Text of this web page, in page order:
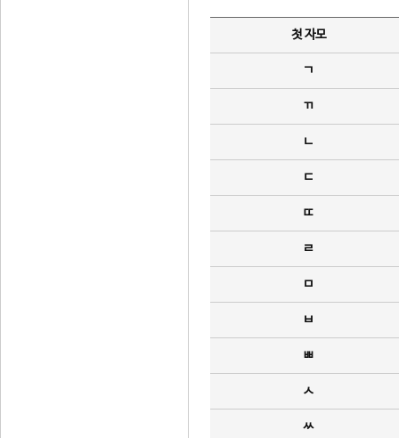
첫 자모
ㄱ
ㄲ
ㄴ
ㄷ
ㄸ
ㄹ
ㅁ
ㅂ
ㅃ
ㅅ
ㅆ